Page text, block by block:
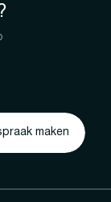
maken